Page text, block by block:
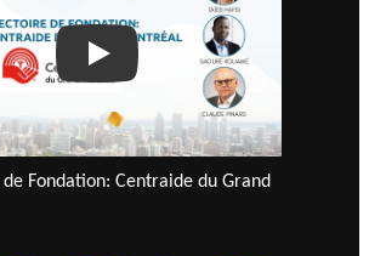
Play
Fondation: Centraide du Grand